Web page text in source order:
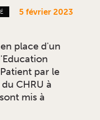
5 février 2023
place d'un
par le
CHRU à
mis à